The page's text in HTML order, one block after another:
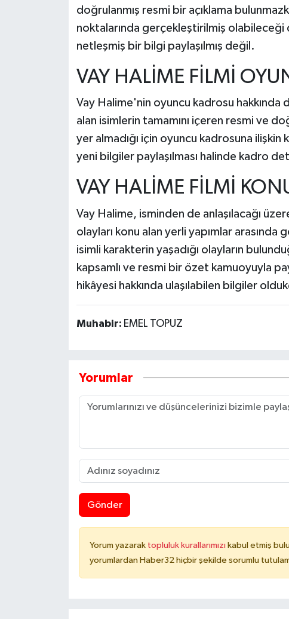
doğrulanmış resmi bir açıklama
noktalarında gerçekleştirilmiş
netleşmiş bir bilgi paylaşılmış değil.
VAY HALİME FİLMİ
Vay Halime'nin oyuncu kadrosu hakkında
alan isimlerin tamamını içeren resmi ve
yer almadığı için oyuncu kadrosuna
yeni bilgiler paylaşılması halinde kadro
VAY HALİME FİLMİ
Vay Halime, isminden de anlaşılacağı
olayları konu alan yerli yapımlar
isimli karakterin yaşadığı olayların
kapsamlı ve resmi bir özet kamuoyuyla
hikâyesi hakkında ulaşılabilen bilgiler
Muhabir: EMEL TOPUZ
Yorumlar
Gönder
Yorum yazarak topluluk kurallarımızı kabul etmiş
yorumlardan Haber32 hiçbir şekilde sorumlu